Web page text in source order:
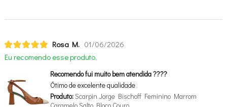
Rosa M. 01/06/2026
Eu recomendo esse produto.
Recomendo fui muito bem atendida ????
Ótimo de excelente qualidade
Produto:Scarpin Jorge Bischoff Feminino Marrom